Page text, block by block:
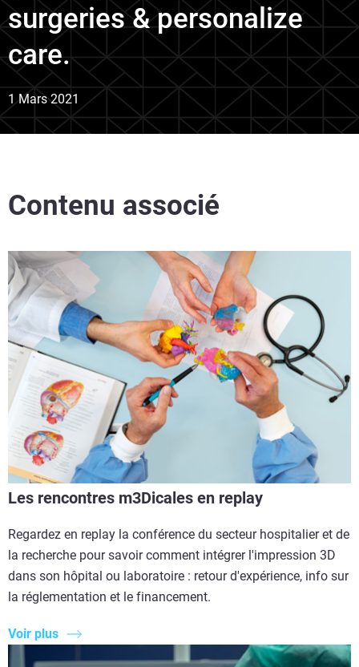
surgeries & personalize
care.
1 Mars 2021
Contenu associé
Les rencontres m3Dicales en replay
Regardez en replay la conférence du secteur hospitalier et de
la recherche pour savoir comment intégrer l'impression 3D
dans son hôpital ou laboratoire : retour d'expérience, info sur
la réglementation et le financement.
Voir plus